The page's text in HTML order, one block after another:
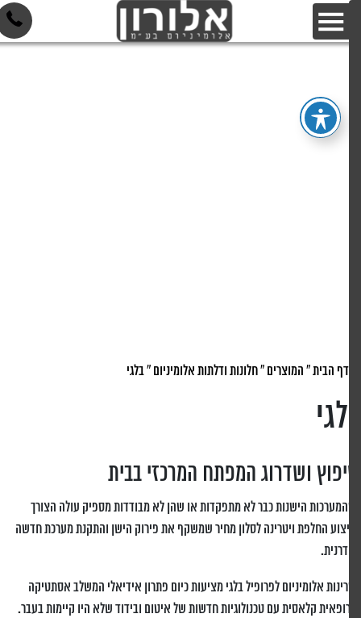
דף הבית»המוצרים»חלונות ודלתות אלומיניום»בלגי
ושדרוג המפתח המרכזי בבית
הישנות כבר לא מתפקדות או שהן לא מבודדות מספיק עולה הצורך
החלפת ויטרינה לסלון מחיר שמשקף את פירוק הישן והתקנת מערכת חדשה
אלומיניום לפרופיל בלגי מציעות כיום פתרון אידיאלי המשלב אסתטיקה
קלאסית עם טכנולוגיות חדשות של איטום ובידוד שלא היו קיימות בעבר.